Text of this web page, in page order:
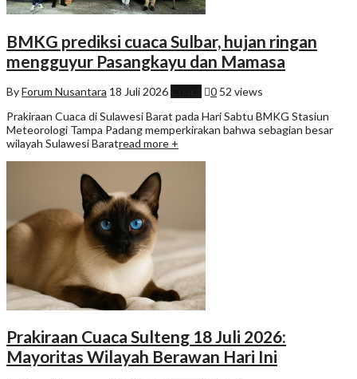
BMKG prediksi cuaca Sulbar, hujan ringan
mengguyur Pasangkayu dan Mamasa
ByForum Nusantara 18 Juli 2026 0 52 views
Prakiraan Cuaca di Sulawesi Barat pada Hari Sabtu BMKG Stasiun
Meteorologi Tampa Padang memperkirakan bahwa sebagian besar
wilayah Sulawesi Baratread more +
Prakiraan Cuaca Sulteng 18 Juli 2026:
Mayoritas Wilayah Berawan Hari Ini